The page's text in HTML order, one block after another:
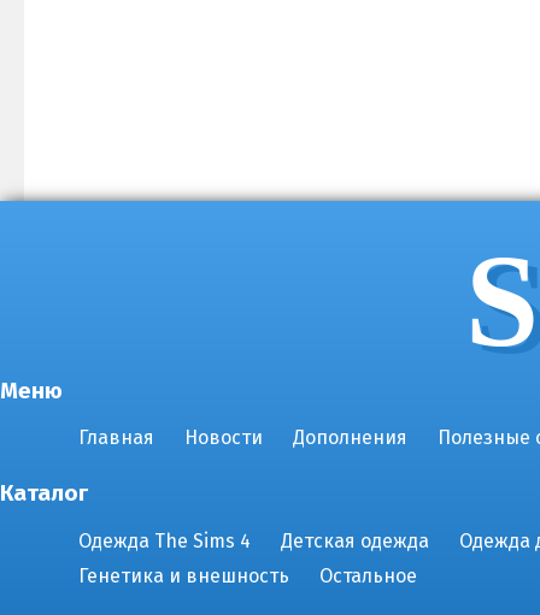
Меню
Главная Новости Дополнения Полезные
Каталог
Одежда The Sims 4 Детская одежда
Одежда
Генетика и внешность
Остальное